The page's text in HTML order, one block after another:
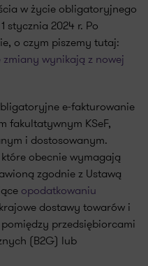
w życie obligatoryjnego
stycznia 2024 r. Po
o czym piszemy tutaj:
wynikają z nowej
e-fakturowanie
fakultatywnym KSeF,
i dostosowanym.
obecnie wymagają
zgodnie z Ustawą
opodatkowaniu
dostawy towarów i
przedsiębiorcami
(B2G) lub